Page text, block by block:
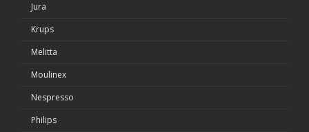
Jura
Krups
Melitta
Moulinex
Nespresso
Philips